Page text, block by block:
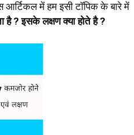
में हम इसी टॉपिक के बारे में
है ? इसके लक्षण क्या होते है ?